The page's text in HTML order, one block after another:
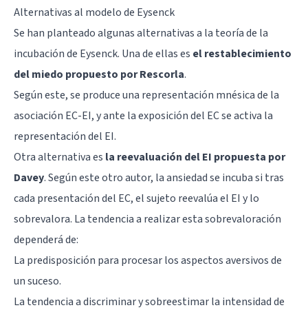
Alternativas al modelo de Eysenck
Se han planteado algunas alternativas a la teoría de la
incubación de Eysenck. Una de ellas es el restablecimiento
del miedo propuesto por Rescorla.
Según este, se produce una representación mnésica de la
asociación EC-EI, y ante la exposición del EC se activa la
representación del EI.
Otra alternativa es la reevaluación del EI propuesta por
Davey. Según este otro autor, la ansiedad se incuba si tras
cada presentación del EC, el sujeto reevalúa el EI y lo
sobrevalora. La tendencia a realizar esta sobrevaloración
dependerá de:
La predisposición para procesar los aspectos aversivos de
un suceso.
La tendencia a discriminar y sobreestimar la intensidad de